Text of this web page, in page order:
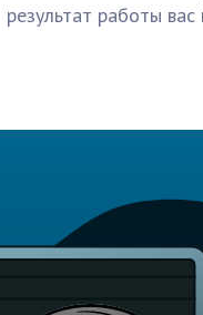
результат работы вас